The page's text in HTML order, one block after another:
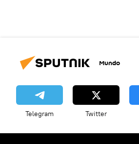
Mundo
Telegram Twitter